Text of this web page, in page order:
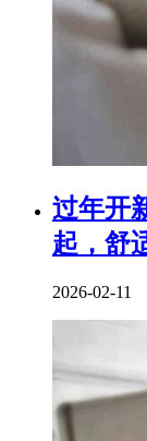
过年开
起，舒
2026-02-11